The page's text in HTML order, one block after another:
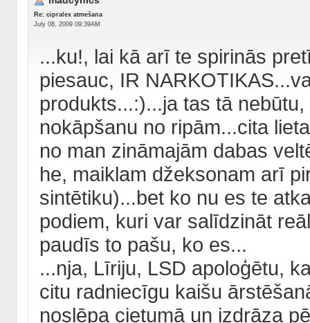
Re: cipralex atmešana
July 08, 2009 09:39AM
...ku!, lai kā arī te spirinās
piesauc, IR
produkts...:)...ja tas tā
nokāpšanu no ripām...cita
no man zināmajām dabas
he, maiklam džeksonam arī
sintētiku)...bet ko nu es te
podiem, kuri var salīdzināt
paudīs to pašu, ko es...
...nja, Līriju, LSD apoloģētu,
citu radniecīgu kaišu
noslēpa cietumā un izdrāza